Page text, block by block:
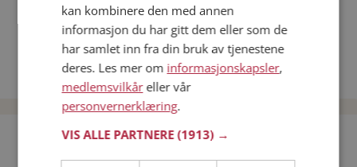
Flere singlemenn fra Drammen:Erik,Marcus
Kvinner fra Drammen
Date kvinner i Norge
Date menn i Norge
Bli medlem gratis!
kan kombinere den med annen
informasjon du har gitt dem eller som de
har samlet inn fra din bruk av tjenestene
deres. Les mer om informasjonskapsler,
medlemsvilkåreller vår
personvernerklæring.
VIS ALLE PARTNERE(1913) →